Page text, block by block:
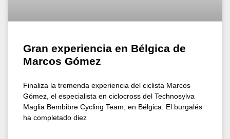
Gran experiencia en Bélgica de
Marcos Gómez
Finaliza la tremenda experiencia del ciclista Marcos
Gómez, el especialista en ciclocross del Technosylva
Maglia Bembibre Cycling Team, en Bélgica. El burgalés
ha completado diez